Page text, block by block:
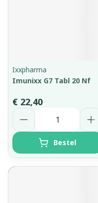
Ixxpharma
Imunixx G7 Tabl 20 Nf
€ 22,40
Aantal
Bestel